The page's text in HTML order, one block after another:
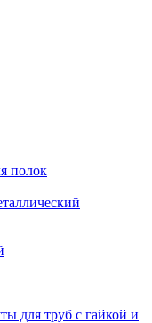
полок
для труб с гайкой и